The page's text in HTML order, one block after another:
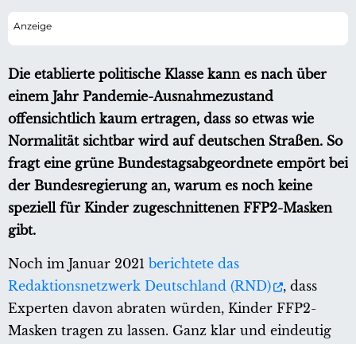
Die etablierte politische Klasse kann es nach über
einem Jahr Pandemie-Ausnahmezustand
offensichtlich kaum ertragen, dass so etwas wie
Normalität sichtbar wird auf deutschen Straßen. So
fragt eine grüne Bundestagsabgeordnete empört bei
der Bundesregierung an, warum es noch keine
speziell für Kinder zugeschnittenen FFP2-Masken
gibt.
Noch im Januar 2021 berichtete das
Redaktionsnetzwerk Deutschland (RND)
, dass
Experten davon abraten würden, Kinder FFP2-
Masken tragen zu lassen. Ganz klar und eindeutig